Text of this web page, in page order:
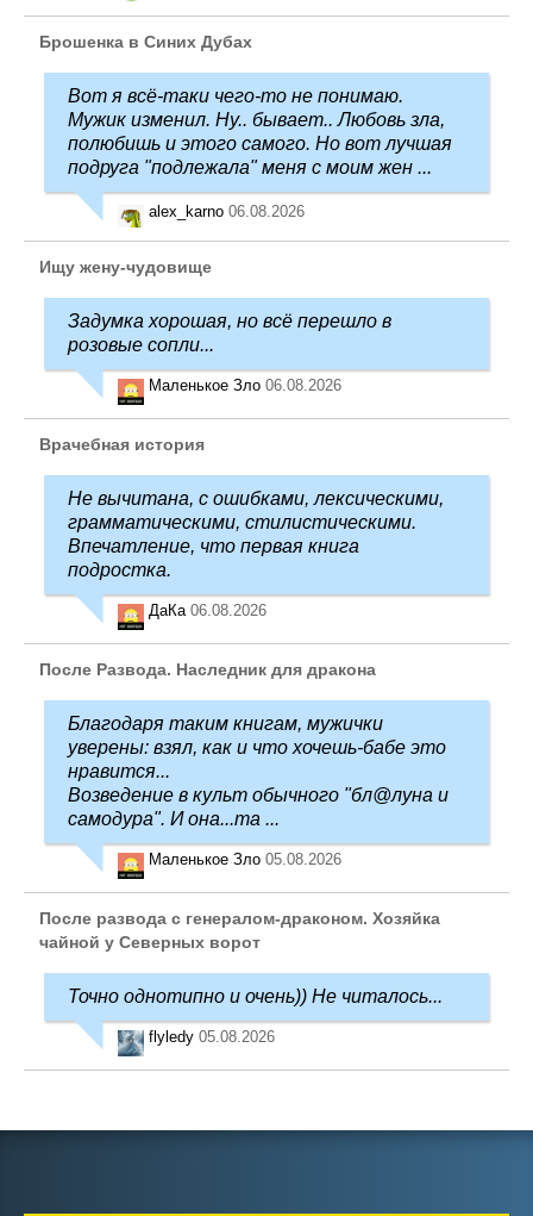
Брошенка в Синих Дубах
Вот я всё-таки чего-то не понимаю.
Мужик изменил. Ну.. бывает.. Любовь зла,
полюбишь и этого самого. Но вот лучшая
подруга "подлежала" меня с моим жен ...
alex_karno 06.08.2026
Ищу жену-чудовище
Задумка хорошая, но всё перешло в
розовые сопли...
Маленькое Зло 06.08.2026
Врачебная история
Не вычитана, с ошибками, лексическими,
грамматическими, стилистическими.
Впечатление, что первая книга
подростка.
ДаКа 06.08.2026
После Развода. Наследник для дракона
Благодаря таким книгам, мужички
уверены: взял, как и что хочешь-бабе это
нравится...
Возведение в культ обычного "бл@луна и
самодура". И она...та ...
Маленькое Зло 05.08.2026
После развода с генералом-драконом. Хозяйка
чайной у Северных ворот
Точно однотипно и очень)) Не читалось...
flyledy 05.08.2026